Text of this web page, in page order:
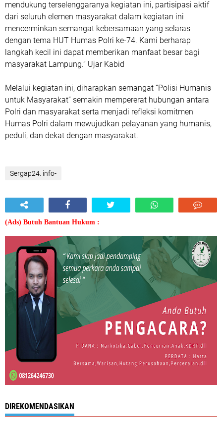
mendukung terselenggaranya kegiatan ini, partisipasi aktif
dari seluruh elemen masyarakat dalam kegiatan ini
mencerminkan semangat kebersamaan yang selaras
dengan tema HUT Humas Polri ke-74. Kami berharap
langkah kecil ini dapat memberikan manfaat besar bagi
masyarakat Lampung.” Ujar Kabid
Melalui kegiatan ini, diharapkan semangat “Polisi Humanis
untuk Masyarakat” semakin mempererat hubungan antara
Polri dan masyarakat serta menjadi refleksi komitmen
Humas Polri dalam mewujudkan pelayanan yang humanis,
peduli, dan dekat dengan masyarakat.
Sergap24. info-
(Ads) Butuh Bantuan Hukum :
DIREKOMENDASIKAN